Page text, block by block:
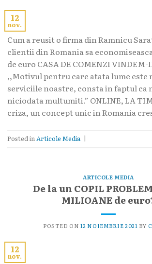
12
nov.
Cum a reusit o firma din Ramnicu
clientii din Romania sa
de euro CASA DE COMENZI VINDEM-
,,Motivul pentru care atata lume este
serviciile noastre, consta in faptul ca
niciodata multumiti.” ONLINE, LA
criza, un concept unic in Romania
Posted inArticole Media |
ARTICOLE MEDIA
De la un COPIL
MILIOANE de
POSTED ON 12 NOIEMBRIE 2021 BY
12
nov.